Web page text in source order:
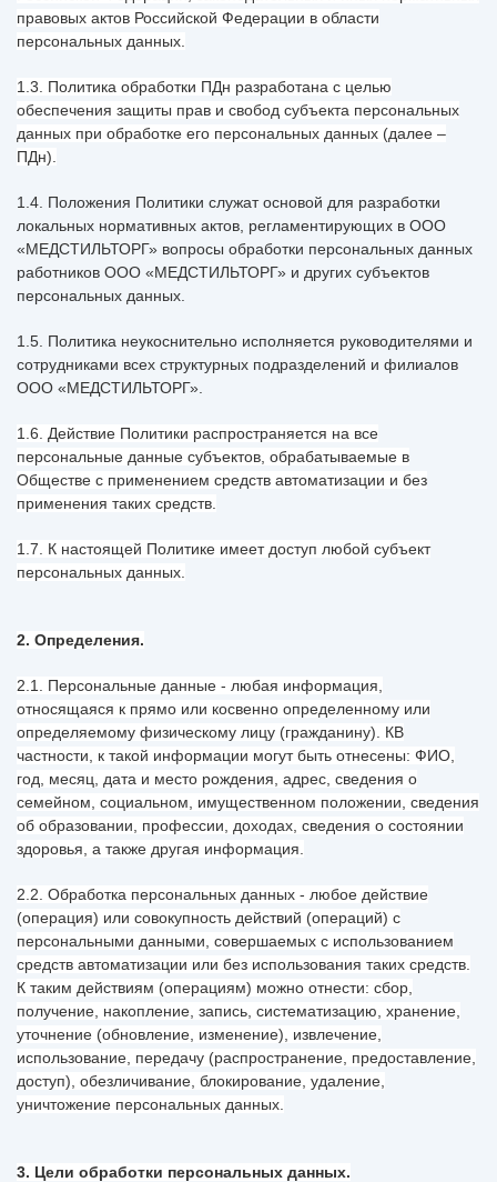
правовых актов Российской Федерации в области
персональных данных.
1.3. Политика обработки ПДн разработана с целью
обеспечения защиты прав и свобод субъекта персональных
данных при обработке его персональных данных (далее –
ПДн).
1.4. Положения Политики служат основой для разработки
локальных нормативных актов, регламентирующих в ООО
«МЕДСТИЛЬТОРГ» вопросы обработки персональных данных
работников ООО «МЕДСТИЛЬТОРГ» и других субъектов
персональных данных.
1.5. Политика неукоснительно исполняется руководителями и
сотрудниками всех структурных подразделений и филиалов
ООО «МЕДСТИЛЬТОРГ».
1.6. Действие Политики распространяется на все
персональные данные субъектов, обрабатываемые в
Обществе с применением средств автоматизации и без
применения таких средств.
1.7. К настоящей Политике имеет доступ любой субъект
персональных данных.
2. Определения.
2.1. Персональные данные - любая информация,
относящаяся к прямо или косвенно определенному или
определяемому физическому лицу (гражданину). КВ
частности, к такой информации могут быть отнесены: ФИО,
год, месяц, дата и место рождения, адрес, сведения о
семейном, социальном, имущественном положении, сведения
об образовании, профессии, доходах, сведения о состоянии
здоровья, а также другая информация.
2.2. Обработка персональных данных - любое действие
(операция) или совокупность действий (операций) с
персональными данными, совершаемых с использованием
средств автоматизации или без использования таких средств.
К таким действиям (операциям) можно отнести: сбор,
получение, накопление, запись, систематизацию, хранение,
уточнение (обновление, изменение), извлечение,
использование, передачу (распространение, предоставление,
доступ), обезличивание, блокирование, удаление,
уничтожение персональных данных.
3. Цели обработки персональных данных.